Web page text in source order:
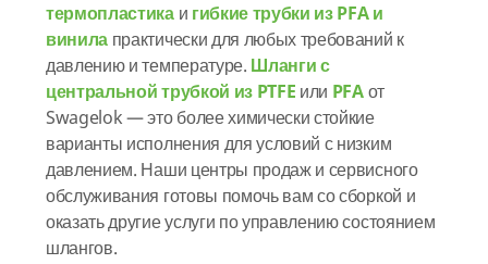
термопластикаи гибкие трубки из PFA и
винила практически для любых требований к
давлению и температуре. Шланги с
центральной трубкой из PTFE или PFAот
Swagelok — это более химически стойкие
варианты исполнения для условий с низким
давлением. Наши центры продаж и сервисного
обслуживания готовы помочь вам со сборкой и
оказать другие услуги по управлению состоянием
шлангов.